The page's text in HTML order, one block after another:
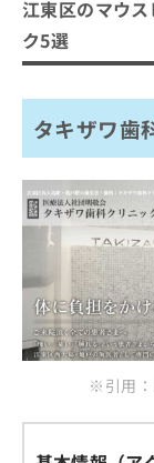
江東区のマウ
ク5選
タキザワ歯
※引用